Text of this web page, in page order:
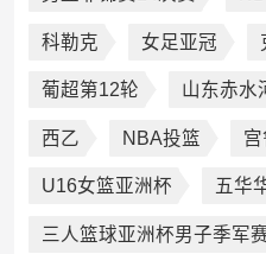
科勒克 女足亚冠
葡超第12轮 山东赤水
西乙 NBA投篮 宫
U16女篮亚洲杯 五华
三人篮球亚洲杯男子季军